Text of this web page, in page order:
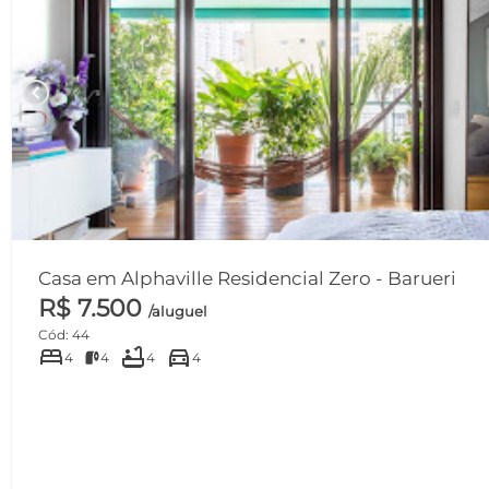
chevron_left
Casa em Alphaville Residencial Zero - Barueri
R$ 7.500 /aluguel
Cód: 44
bed4 4 bathtub4 directions_car 4